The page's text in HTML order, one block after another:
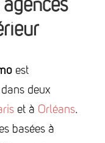
est
deux
et à Orléans.
basées à